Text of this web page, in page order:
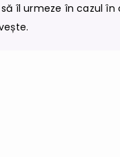
îl urmeze în cazul